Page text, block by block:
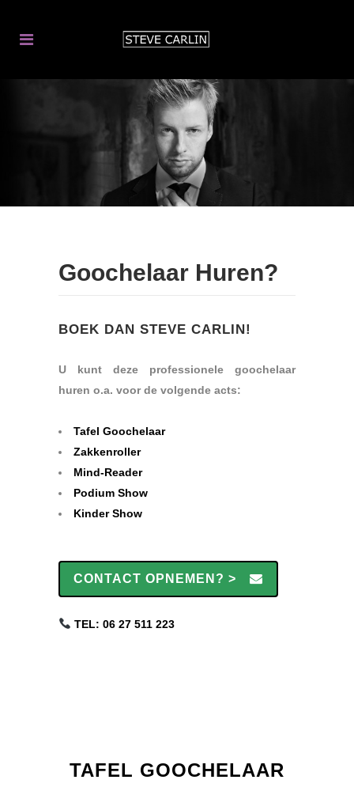
Goochelaar Huren?
BOEK DAN STEVE CARLIN!
U kunt deze professionele goochelaar
huren o.a. voor de volgende acts:
Tafel Goochelaar
Zakkenroller
Mind-Reader
Podium Show
Kinder Show
CONTACT OPNEMEN? >
TEL: 06 27 511 223
TAFEL GOOCHELAAR